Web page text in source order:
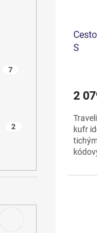
7
2
S
5,0
z
5
2
kufr